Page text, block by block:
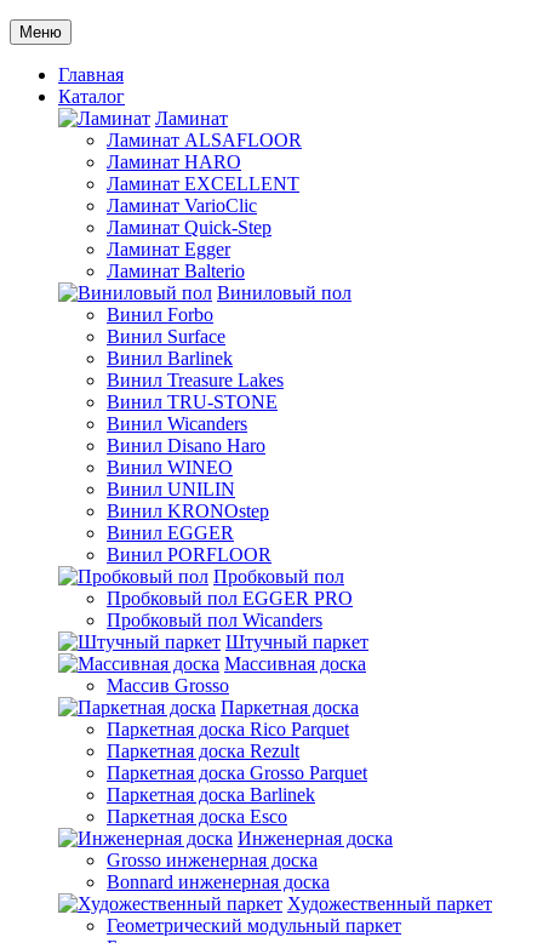
Меню
Главная
Каталог
Ламинат
Ламинат ALSAFLOOR
Ламинат HARO
Ламинат EXCELLENT
Ламинат VarioClic
Ламинат Quick-Step
Ламинат Egger
Ламинат Balterio
Виниловый пол
Винил Forbo
Винил Surface
Винил Barlinek
Винил Treasure Lakes
Винил TRU-STONE
Винил Wicanders
Винил Disano Haro
Винил WINEO
Винил UNILIN
Винил KRONOstep
Винил EGGER
Винил PORFLOOR
Пробковый пол
Пробковый пол EGGER PRO
Пробковый пол Wicanders
Штучный паркет
Массивная доска
Массив Grosso
Паркетная доска
Паркетная доска Rico Parquet
Паркетная доска Rezult
Паркетная доска Grosso Parquet
Паркетная доска Barlinek
Паркетная доска Esco
Инженерная доска
Grosso инженерная доска
Bonnard инженерная доска
Художественный паркет
Геометрический модульный паркет